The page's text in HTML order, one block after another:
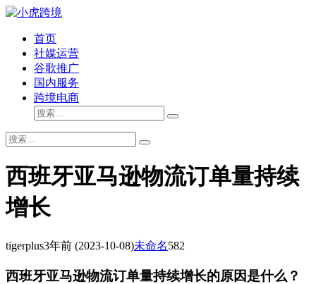
首页
社媒运营
谷歌推广
国内服务
跨境电商
西班牙亚马逊物流订单量持续
增长
tigerplus3年前 (2023-10-08)未命名582
西班牙亚马逊物流订单量持续增长的原因是什么？